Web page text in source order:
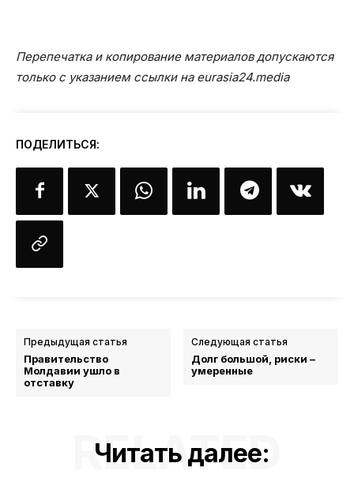
Перепечатка и копирование материалов допускаются
только с указанием ссылки на eurasia24.media
ПОДЕЛИТЬСЯ:
Предыдущая статья
Правительство
Молдавии ушло в
отставку
Следующая статья
Долг большой, риски –
умеренные
Читать далее:
RELATED